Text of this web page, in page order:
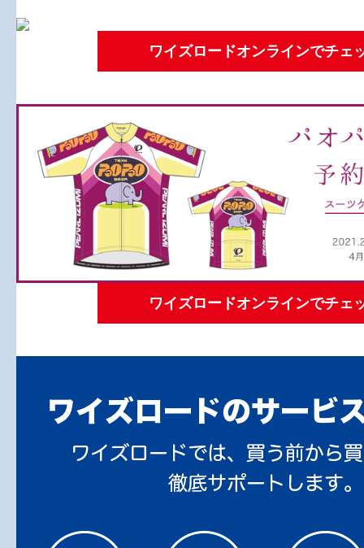
ワイズロードオンラインでチェ
ワイズロードオンラインでチェ